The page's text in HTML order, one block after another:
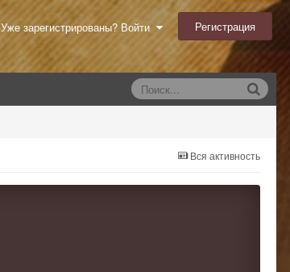
Уже зарегистрированы? Войти Регистрация
Вся активность